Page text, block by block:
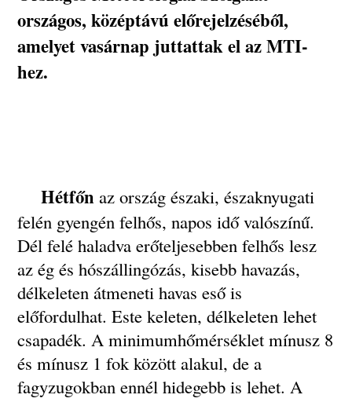
országos, középtávú előrejelzéséből,
amelyet vasárnap juttattak el az MTI-
hez.
Hétfőn az ország északi, északnyugati
felén gyengén felhős, napos idő valószínű.
Dél felé haladva erőteljesebben felhős lesz
az ég és hószállingózás, kisebb havazás,
délkeleten átmeneti havas eső is
előfordulhat. Este keleten, délkeleten lehet
csapadék. A minimumhőmérséklet mínusz 8
és mínusz 1 fok között alakul, de a
fagyzugokban ennél hidegebb is lehet. A